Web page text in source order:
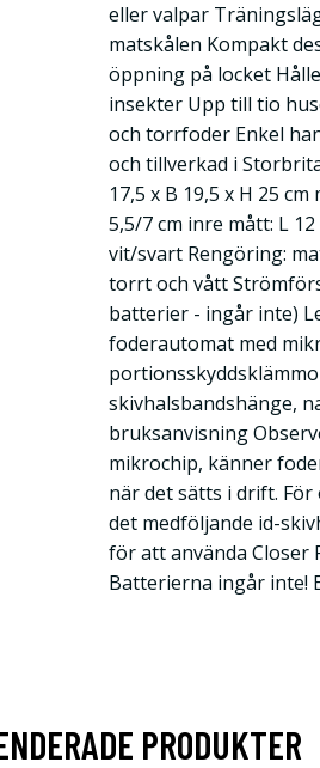
eller valpar
matskålen Kompakt
öppning på locket
insekter Upp till tio
och torrfoder Enkel
och tillverkad i
17,5 x B 19,5 x H 25
5,5/7 cm inre mått: L 12
vit/svart Rengöring:
torrt och vått
batterier - ingår inte)
foderautomat med
skivhalsbandshänge,
bruksanvisning
mikrochip, känner
när det sätts i drift.
det medföljande id-
för att använda Closer
Batterierna ingår inte!
PRODUKTER